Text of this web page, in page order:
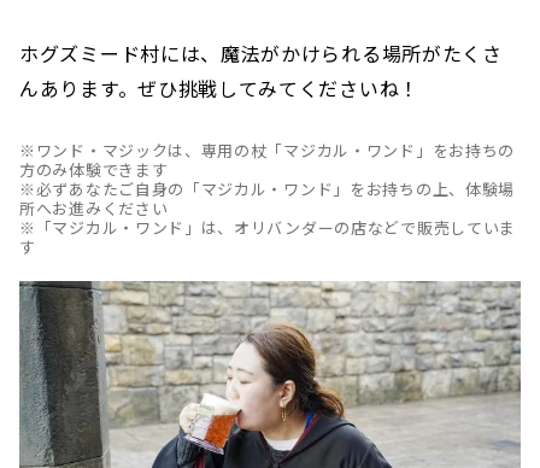
ホグズミード村には、魔法がかけられる場所がたくさ
んあります。ぜひ挑戦してみてくださいね！
※ワンド・マジックは、専用の杖「マジカル・ワンド」をお持ちの
方のみ体験できます
※必ずあなたご自身の「マジカル・ワンド」をお持ちの上、体験場
所へお進みください
※「マジカル・ワンド」は、オリバンダーの店などで販売していま
す